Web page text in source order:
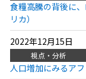
食糧高騰の背後に
リカ）
2022年12月15日
視点・分析
人口増加にみるア